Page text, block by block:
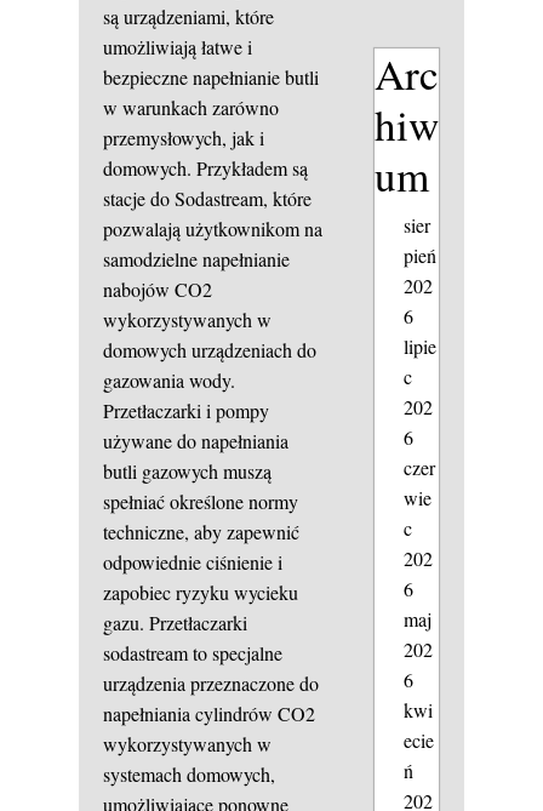
są urządzeniami, które
umożliwiają łatwe i
bezpieczne napełnianie butli
w warunkach zarówno
przemysłowych, jak i
domowych. Przykładem są
stacje do Sodastream, które
pozwalają użytkownikom na
samodzielne napełnianie
nabojów CO2
wykorzystywanych w
domowych urządzeniach do
gazowania wody.
Przetłaczarki i pompy
używane do napełniania
butli gazowych muszą
spełniać określone normy
techniczne, aby zapewnić
odpowiednie ciśnienie i
zapobiec ryzyku wycieku
gazu. Przetłaczarki
sodastream to specjalne
urządzenia przeznaczone do
napełniania cylindrów CO2
wykorzystywanych w
systemach domowych,
umożliwiające ponowne
Arc
hiw
um
sier
pień
202
6
lipie
c
202
6
czer
wie
c
202
6
maj
202
6
kwi
ecie
ń
202